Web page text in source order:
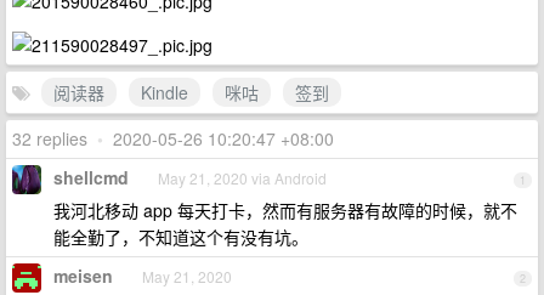
阅读器 Kindle 咪咕
签到
32 replies • 2020-05-26 10:20:47 +08:00
1
shellcmd May 21, 2020 via Android
我河北移动 app 每天打卡，然而有服务器有故障的时候，就不
能全勤了，不知道这个有没有坑。
2
meisen May 21, 2020